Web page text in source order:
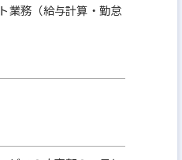
業務（給与計算・勤怠